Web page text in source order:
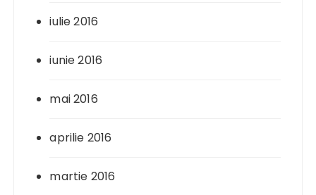
iulie 2016
iunie 2016
mai 2016
aprilie 2016
martie 2016